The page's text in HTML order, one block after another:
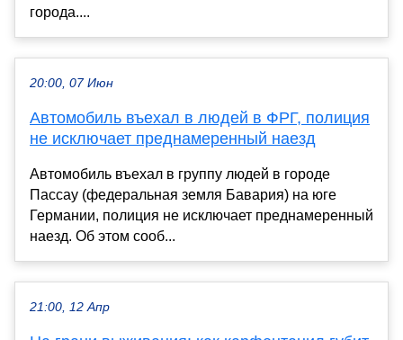
города....
20:00, 07 Июн
Автомобиль въехал в людей в ФРГ, полиция
не исключает преднамеренный наезд
Автомобиль въехал в группу людей в городе
Пассау (федеральная земля Бавария) на юге
Германии, полиция не исключает преднамеренный
наезд. Об этом сооб...
21:00, 12 Апр